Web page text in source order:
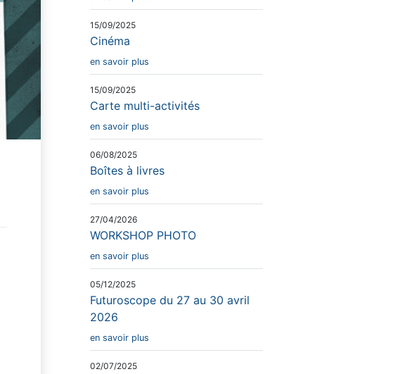
15/09/2025
Cinéma
en savoir plus
15/09/2025
Carte multi-activités
en savoir plus
06/08/2025
Boîtes à livres
en savoir plus
27/04/2026
WORKSHOP PHOTO
en savoir plus
05/12/2025
Futuroscope du 27 au 30 avril
2026
en savoir plus
02/07/2025